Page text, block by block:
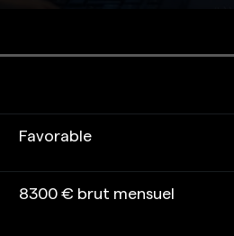
Favorable
8300 € brut mensuel